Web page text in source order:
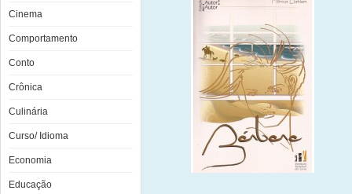
Cinema
Comportamento
Conto
Crônica
Culinária
Curso/ Idioma
Economia
Educação